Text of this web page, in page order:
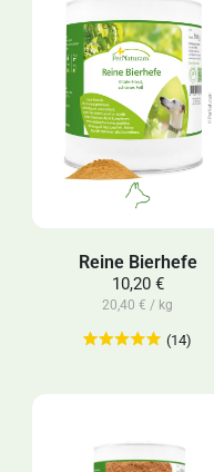
Reine Bierhefe
10,20 €
20,40 € / kg
(14)